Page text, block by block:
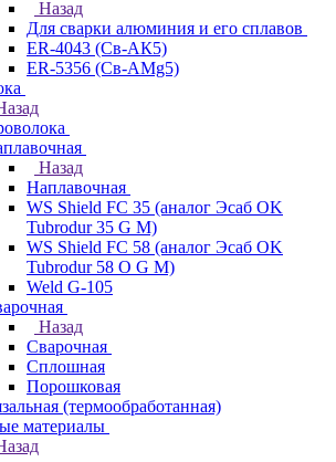
Назад
Для сварки алюминия и его сплавов
ER-4043 (Св-АК5)
ER-5356 (Св-АМg5)
Назад
Наплавочная
WS Shield FC 35 (аналог Эсаб OK
Tubrodur 35 G M)
WS Shield FC 58 (аналог Эсаб OK
Tubrodur 58 O G M)
Weld G-105
Назад
Сварочная
Сплошная
Порошковая
(термообработанная)
материалы